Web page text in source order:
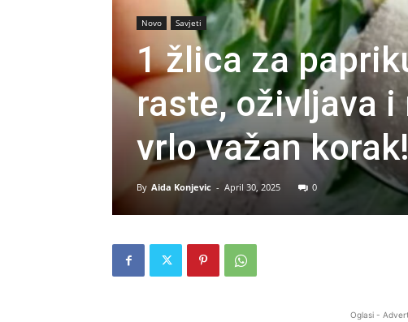
Novo Savjeti
1 žlica za
raste, oživljava i
vrlo važan korak!
By Aida Konjevic - April 30, 2025 0
Oglasi -